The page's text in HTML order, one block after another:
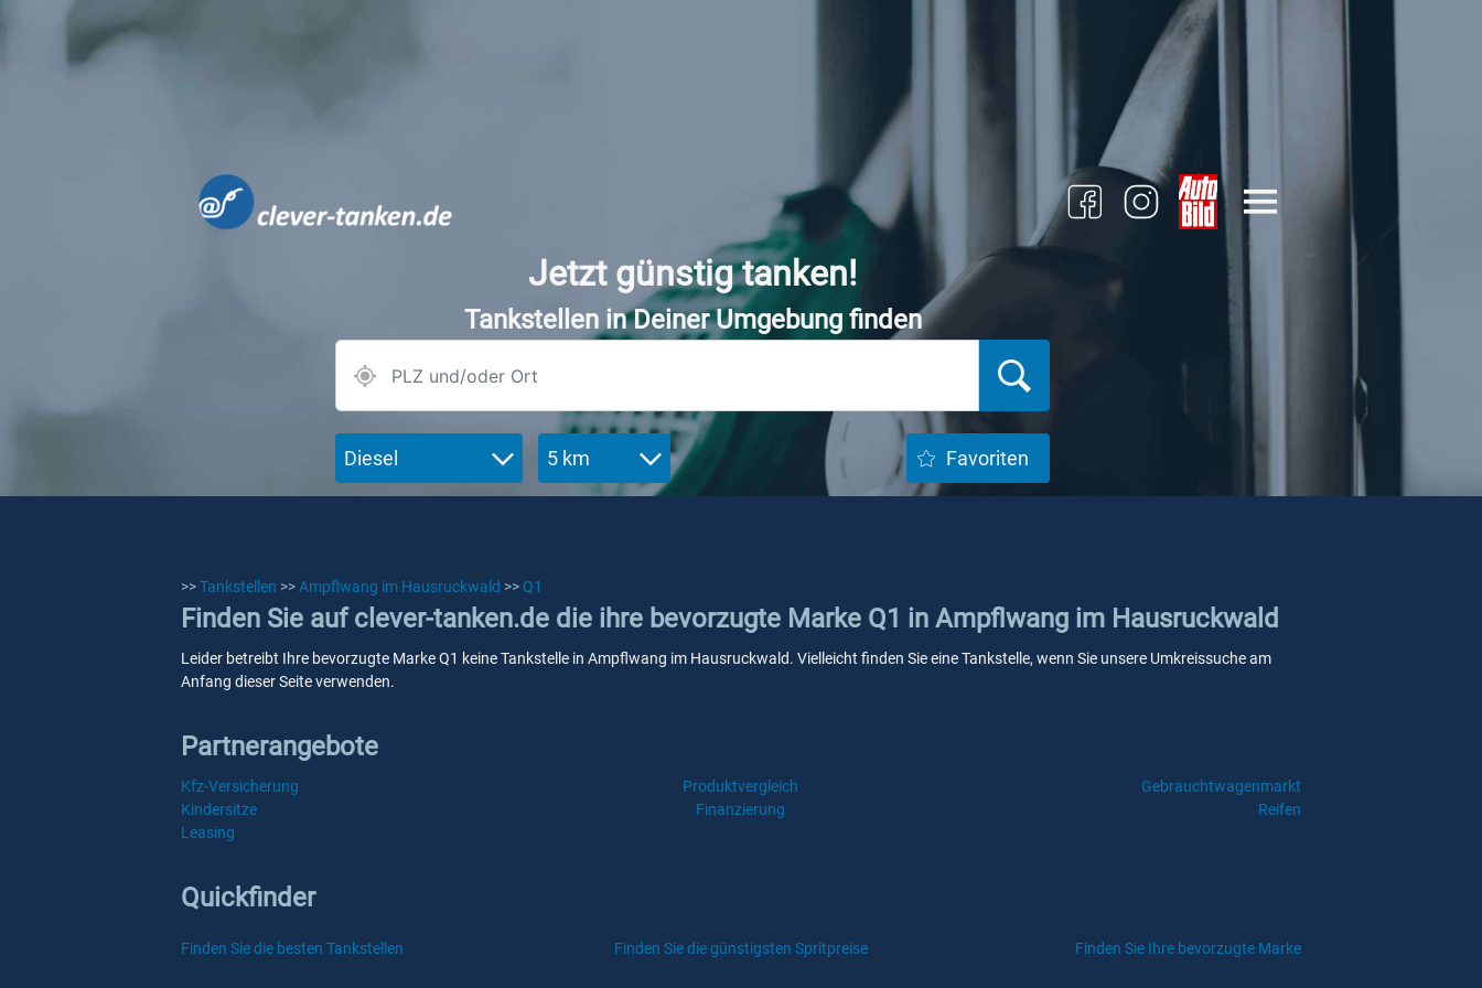
Jetzt günstig tanken!
Tankstellen in Deiner Umgebung finden
Diesel 5 km Favoriten
>>Tankstellen >>Ampflwang im Hausruckwald >> Q1
Finden Sie auf clever-tanken.de die ihre bevorzugte Marke Q1 in Ampflwang im Hausruckwald
Leider betreibt Ihre bevorzugte Marke Q1 keine Tankstelle in Ampflwang im Hausruckwald. Vielleicht finden Sie eine Tankstelle, wenn Sie unsere Umkreissuche am
Anfang dieser Seite verwenden.
Partnerangebote
Kfz-Versicherung Produktvergleich
Gebrauchtwagenmarkt
Kindersitze
Finanzierung
Reifen
Leasing
Quickfinder
Finden Sie die besten Tankstellen Finden Sie die günstigsten Spritpreise Finden Sie Ihre bevorzugte Marke